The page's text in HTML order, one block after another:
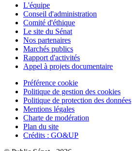
L'équipe
Conseil d'administration
Comité d'éthique
Le site du Sénat
Nos partenaires
Marchés publics
Rapport d'activités
Appel à projets documentaire
Préférence cookie
Politique de gestion des cookies
Politique de protection des données
Mentions légales
Charte de modération
Plan du site
Crédits : GO&UP